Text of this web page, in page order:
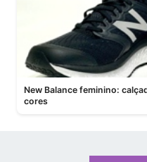
New Balance feminino:
cores